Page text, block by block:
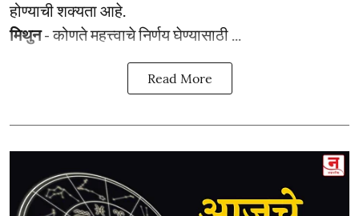
होण्याची शक्यता आहे.
मिथुन- कोणते महत्त्वाचे निर्णय घेण्यासाठी ...
Read More